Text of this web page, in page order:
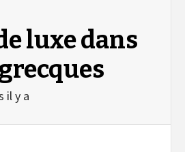
luxe dans
il y a